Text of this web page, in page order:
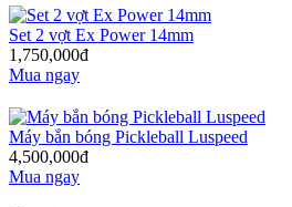
Set 2 vợt Ex Power 14mm
1,750,000đ
Mua ngay
Máy bắn bóng Pickleball Luspeed
4,500,000đ
Mua ngay